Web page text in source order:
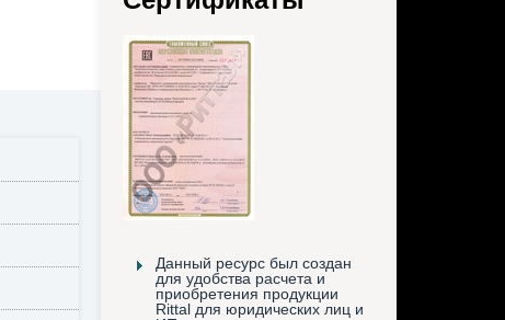
Данный ресурс был создан
для удобства расчета и
приобретения продукции
Rittal для юридических лиц и